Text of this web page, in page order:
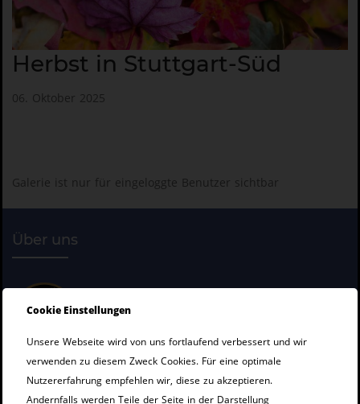
Herbst in Stuttgart-Süd
06. Oktober 2025
Galerie ist nur für eingeloggte Benutzer sichtbar
Über uns
Impressum
Cookie Einstellungen
Unsere Webseite wird von uns fortlaufend verbessert und wir
verwenden zu diesem Zweck Cookies. Für eine optimale
Nutzererfahrung empfehlen wir, diese zu akzeptieren.
Andernfalls werden Teile der Seite in der Darstellung